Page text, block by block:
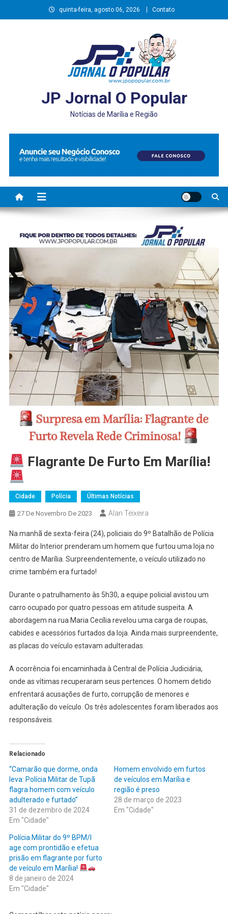
to
quinta-feira, agosto 06, 2026 Contato
JP Jornal O Popular
Notícias de Marília e Região
Flagrante De Furto Em Marília!
Cidade Polícia Últimas Notícias
27 De Novembro De 2023 Alan Teixeira
Na manhã de sexta-feira (24), policiais do 9º Batalhão de Polícia
Militar do Interior prenderam um homem que furtou uma loja no
centro de Marília. Surpreendentemente, o veículo utilizado no
crime também era furtado!
Durante o patrulhamento às 5h30, a equipe policial avistou um
carro ocupado por quatro pessoas em atitude suspeita. A
abordagem na rua Maria Cecília revelou uma carga de roupas,
cabides e acessórios furtados da loja. Ainda mais surpreendente,
as placas do veículo estavam adulteradas.
A ocorrência foi encaminhada à Central de Polícia Judiciária,
onde as vítimas recuperaram seus pertences. O homem detido
enfrentará acusações de furto, corrupção de menores e
adulteração do veículo. Os três adolescentes foram liberados aos
responsáveis.
Relacionado
“Camarão que dorme, onda
leva: Polícia Militar de Tupã
flagra homem com veículo
adulterado e furtado”
31 de dezembro de 2024
Em "Cidade"
Homem envolvido em furtos
de veículos em Marília e
região é preso
28 de março de 2023
Em "Cidade"
Polícia Militar do 9º BPM/I
age com prontidão e efetua
prisão em flagrante por furto
de veículo em Marília!
8 de janeiro de 2024
Em "Cidade"